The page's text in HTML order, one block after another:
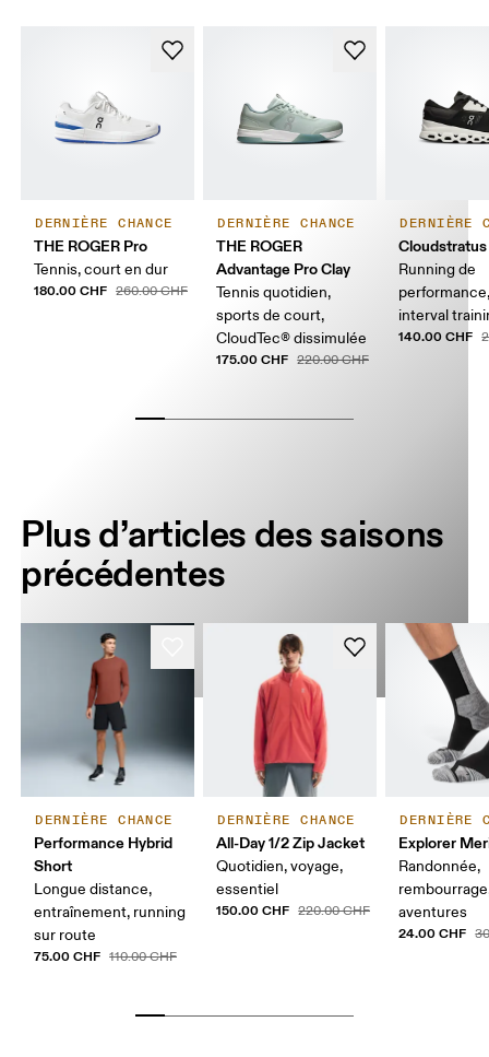
DERNIÈRE CHANCE
THE ROGER Pro
Tennis, court en dur
180.00 CHF 260.00 CHF
DERNIÈRE CHANCE
THE ROGER
Advantage Pro Clay
Tennis quotidien,
sports de court,
CloudTec® dissimulée
175.00 CHF 220.00 CHF
DERNIÈRE
Running de
interval
140.00 CHF
Plus d’articles des saisons
précédentes
DERNIÈRE CHANCE
Performance Hybrid
Short
Longue distance,
entraînement, running
sur route
75.00 CHF 110.00 CHF
DERNIÈRE CHANCE
All-Day 1/2 Zip Jacket
Quotidien, voyage,
essentiel
150.00 CHF 220.00 CHF
DERNIÈRE
Explorer
Randonnée,
aventures
24.00 CHF